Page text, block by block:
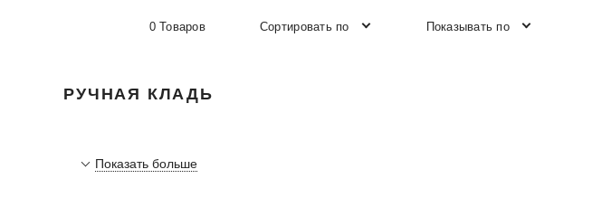
0 Товаров Сортировать по Показывать по
РУЧНАЯ КЛАДЬ
Показать больше